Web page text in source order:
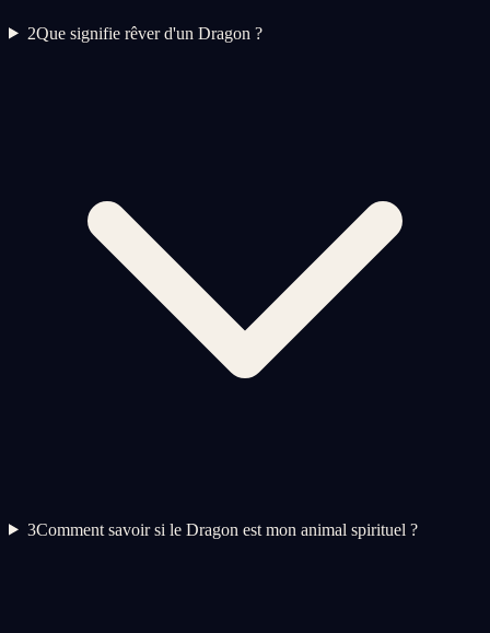
2Que signifie rêver d'un Dragon ?
3Comment savoir si le Dragon est mon animal spirituel ?